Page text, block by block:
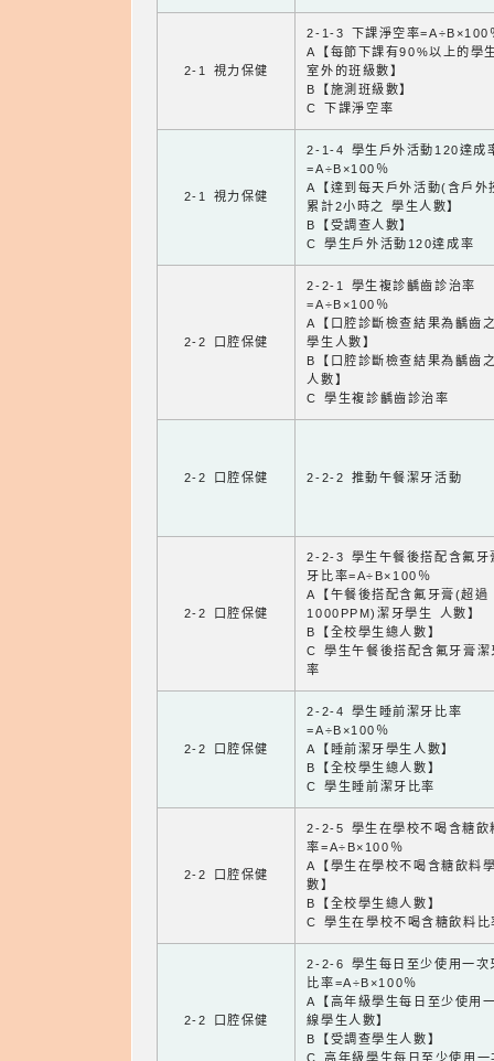
2-1 視力保健
2-1-3 下課淨空率=A÷B×100
A【每節下課有90%以上的學
室外的班級數】
B【施測班級數】
C 下課淨空率
2-1 視力保健
2-1-4 學生戶外活動120達成
=A÷B×100％
A【達到每天戶外活動(含戶外
累計2小時之 學生人數】
B【受調查人數】
C 學生戶外活動120達成率
2-2 口腔保健
2-2-1 學生複診齲齒診治率
=A÷B×100％
A【口腔診斷檢查結果為齲齒
學生人數】
B【口腔診斷檢查結果為齲齒
人數】
C 學生複診齲齒診治率
2-2 口腔保健 2-2-2 推動午餐潔牙活動
2-2 口腔保健
2-2-3 學生午餐後搭配含氟牙
牙比率=A÷B×100％
A【午餐後搭配含氟牙膏(超過
1000PPM)潔牙學生 人數】
B【全校學生總人數】
C 學生午餐後搭配含氟牙膏潔
率
2-2 口腔保健
2-2-4 學生睡前潔牙比率
=A÷B×100％
A【睡前潔牙學生人數】
B【全校學生總人數】
C 學生睡前潔牙比率
2-2 口腔保健
2-2-5 學生在學校不喝含糖飲
率=A÷B×100％
A【學生在學校不喝含糖飲料
數】
B【全校學生總人數】
C 學生在學校不喝含糖飲料比
2-2 口腔保健
2-2-6 學生每日至少使用一次
比率=A÷B×100％
A【高年級學生每日至少使用
線學生人數】
B【受調查學生人數】
C 高年級學生每日至少使用一